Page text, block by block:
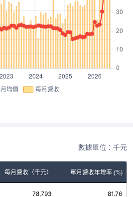
月均價 每月營收
數據單位：千元
每月營收（千元） 單月營收年增率 (%)
78,793 81.76